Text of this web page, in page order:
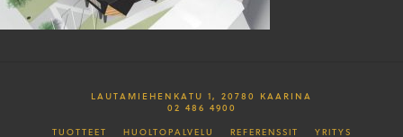
LAUTAMIEHENKATU 1, 20780 KAARINA
02 486 4900
TUOTTEET HUOLTOPALVELU REFERENSSIT
YRITYS